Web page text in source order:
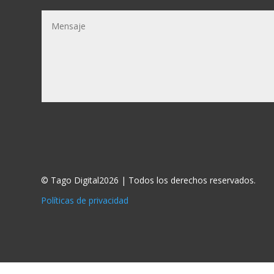
© Tago Digital2026 | Todos los derechos reservados.
Políticas de privacidad